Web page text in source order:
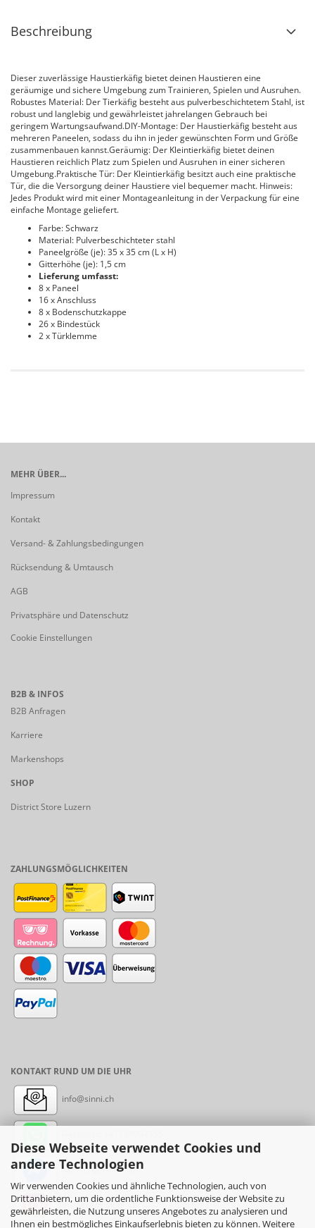
Diese Webseite verwendet Cookies und
andere Technologien
Wir verwenden Cookies und ähnliche Technologien, auch von
Drittanbietern, um die ordentliche Funktionsweise der Website zu
gewährleisten, die Nutzung unseres Angebotes zu analysieren und
Ihnen ein bestmögliches Einkaufserlebnis bieten zu können. Weitere
Beschreibung
Dieser zuverlässige Haustierkäfig bietet deinen Haustieren eine
geräumige und sichere Umgebung zum Trainieren, Spielen und Ausruhen.
Robustes Material: Der Tierkäfig besteht aus pulverbeschichtetem Stahl, ist
robust und langlebig und gewährleistet jahrelangen Gebrauch bei
geringem Wartungsaufwand.DIY-Montage: Der Haustierkäfig besteht aus
mehreren Paneelen, sodass du ihn in jeder gewünschten Form und Größe
zusammenbauen kannst.Geräumig: Der Kleintierkäfig bietet deinen
Haustieren reichlich Platz zum Spielen und Ausruhen in einer sicheren
Umgebung.Praktische Tür: Der Kleintierkäfig besitzt auch eine praktische
Tür, die die Versorgung deiner Haustiere viel bequemer macht. Hinweis:
Jedes Produkt wird mit einer Montageanleitung in der Verpackung für eine
einfache Montage geliefert.
Farbe: Schwarz
Material: Pulverbeschichteter stahl
Paneelgröße (je): 35 x 35 cm (L x H)
Gitterhöhe (je): 1,5 cm
Lieferung umfasst:
8 x Paneel
16 x Anschluss
8 x Bodenschutzkappe
26 x Bindestück
2 x Türklemme
MEHR ÜBER...
Impressum
Kontakt
Versand- & Zahlungsbedingungen
Rücksendung & Umtausch
AGB
Privatsphäre und Datenschutz
Cookie Einstellungen
B2B & INFOS
B2B Anfragen
Karriere
Markenshops
SHOP
District Store Luzern
ZAHLUNGSMÖGLICHKEITEN
KONTAKT RUND UM DIE UHR
info@sinni.ch
Messenger: sinni.ch
Instagram: sinni_ch